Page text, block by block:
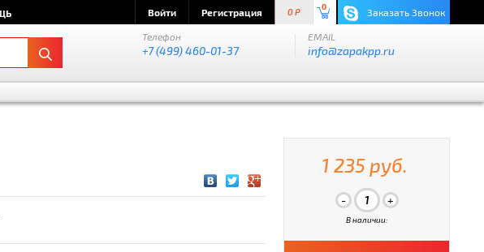
Войти Регистрация 0 P
0 Заказать Звонок
Телефон
+7 (499) 460-01-37
EMAIL
info@zapakpp.ru
1 235 руб.
В наличии: